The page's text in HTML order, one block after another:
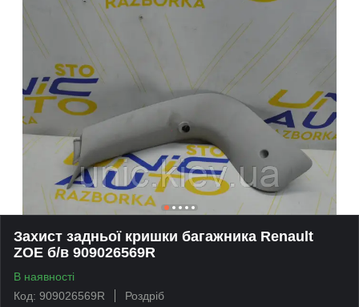
Захист задньої кришки багажника Renault
ZOE б/в 909026569R
В наявності
Код: 909026569R
Роздріб